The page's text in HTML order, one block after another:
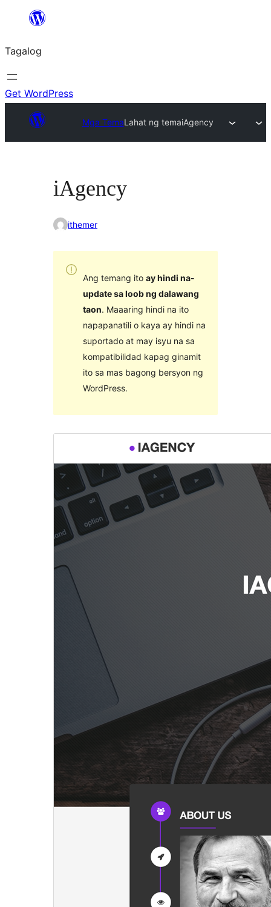
Lumaktaw
sa
content
Tagalog
Get WordPress
Mga TemaLahat ng temaiAgency
iAgency
ithemer
Ang temang ito ay hindi na-
update sa loob ng dalawang
taon. Maaaring hindi na ito
napapanatili o kaya ay hindi na
suportado at may isyu na sa
kompatibilidad kapag ginamit
ito sa mas bagong bersyon ng
WordPress.